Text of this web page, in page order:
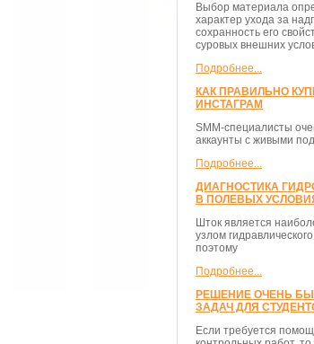
Выбор материала
характер ухода за
сохранность его
суровых внешних
Подробнее...
КАК ПРАВИЛЬНО
ИНСТАГРАМ
SMM-специалисты
аккаунты с живыми
Подробнее...
ДИАГНОСТИКА
В ПОЛЕВЫХ
Шток является
узлом
поэтому
Подробнее...
РЕШЕНИЕ ОЧЕНЬ
ЗАДАЧ ДЛЯ
Если требуется